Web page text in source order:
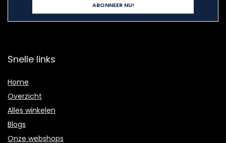
Snelle links
Home
Overzicht
Alles winkelen
Blogs
Onze webshops